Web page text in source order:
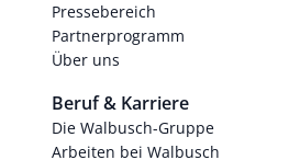
Pressebereich
Partnerprogramm
Über uns
Beruf & Karriere
Die Walbusch-Gruppe
Arbeiten bei Walbusch